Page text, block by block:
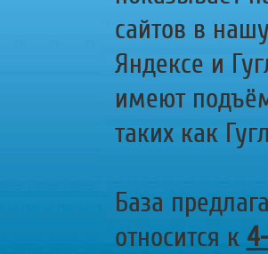
сайтов в
Яндексе и
имеют
таких как
База
относится к